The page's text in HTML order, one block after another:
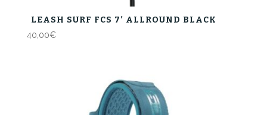
LEASH SURF FCS 7′ ALLROUND BLACK
40,00€